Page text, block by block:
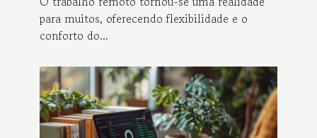
produtividade no home
office
para muitos, oferecendo flexibilidade e o
conforto do...